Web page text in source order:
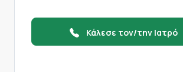
Κάλεσε τον/την Ιατρό